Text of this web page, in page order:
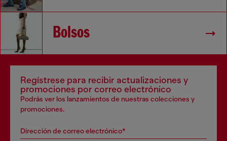
Bolsos
Regístrese para recibir actualizaciones y
promociones por correo electrónico
Podrás ver los lanzamientos de nuestras colecciones y
promociones.
Dirección de correo electrónico*